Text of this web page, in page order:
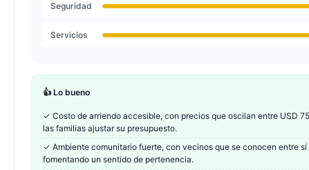
Seguridad
Servicios
👍 Lo bueno
✓ Costo de arriendo accesible, con precios que oscilan entre USD
las familias ajustar su presupuesto.
✓ Ambiente comunitario fuerte, con vecinos que se conocen entre
fomentando un sentido de pertenencia.